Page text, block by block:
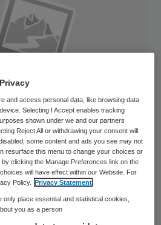
Centrum heeft de NVTG
and access personal data, like browsing data
Selecting I Accept enables tracking
shown under we and our partners
Reject All or withdrawing your consent will
some content and ads you see may not
resurface this menu to change your choices or
clicking the Manage Preferences link on the
will have effect within our Website. For
Policy.
Privacy Statement
place essential and statistical cookies,
you as a person